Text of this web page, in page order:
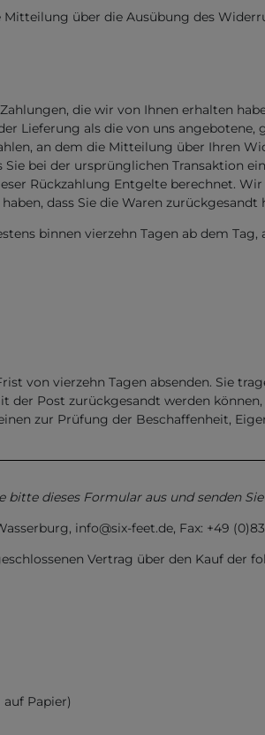
über die Ausübung des
die wir von Ihnen erhalten
Lieferung als die von uns
an dem die Mitteilung über Ihren
bei der ursprünglichen Transaktion
Rückzahlung Entgelte berechnet.
dass Sie die Waren
binnen vierzehn Tagen ab dem
von vierzehn Tagen absenden. Sie
Post zurückgesandt werden
zur Prüfung der Beschaffenheit,
dieses Formular aus und senden
info@six-feet.de, Fax: +49
Vertrag über den Kauf der
Papier)